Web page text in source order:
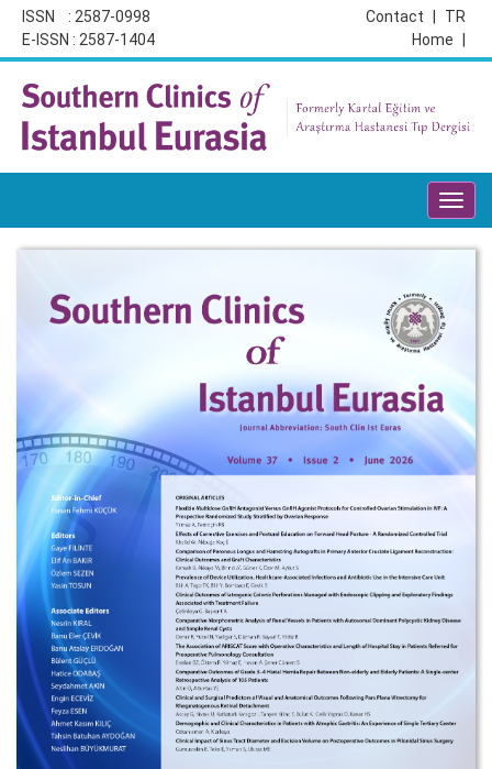
ISSN : 2587-0998
E-ISSN : 2587-1404
TR
Contact
Home